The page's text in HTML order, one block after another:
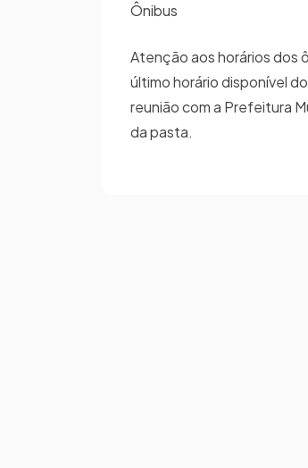
Ônibus
Atenção aos horários dos
último horário disponível
reunião com a Prefeitura
da pasta.